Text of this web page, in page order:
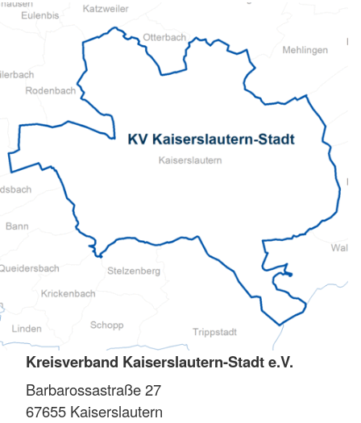
Kreisverband Kaiserslautern-Stadt e.V.
Barbarossastraße 27
67655 Kaiserslautern